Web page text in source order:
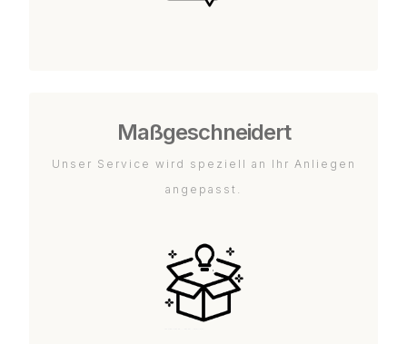
Maßgeschneidert
Unser Service wird speziell an Ihr Anliegen
angepasst.